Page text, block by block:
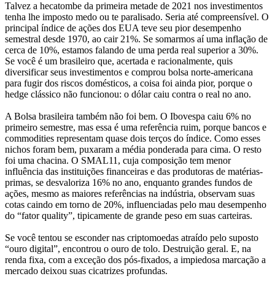
Talvez a hecatombe da primeira metade de 2021 nos investimentos
tenha lhe imposto medo ou te paralisado. Seria até compreensível. O
principal índice de ações dos EUA teve seu pior desempenho
semestral desde 1970, ao cair 21%. Se somarmos aí uma inflação de
cerca de 10%, estamos falando de uma perda real superior a 30%.
Se você é um brasileiro que, acertada e racionalmente, quis
diversificar seus investimentos e comprou bolsa norte-americana
para fugir dos riscos domésticos, a coisa foi ainda pior, porque o
hedge clássico não funcionou: o dólar caiu contra o real no ano.
A Bolsa brasileira também não foi bem. O Ibovespa caiu 6% no
primeiro semestre, mas essa é uma referência ruim, porque bancos e
commodities representam quase dois terços do índice. Como esses
nichos foram bem, puxaram a média ponderada para cima. O resto
foi uma chacina. O SMAL11, cuja composição tem menor
influência das instituições financeiras e das produtoras de matérias-
primas, se desvaloriza 16% no ano, enquanto grandes fundos de
ações, mesmo as maiores referências na indústria, observam suas
cotas caindo em torno de 20%, influenciadas pelo mau desempenho
do “fator quality”, tipicamente de grande peso em suas carteiras.
Se você tentou se esconder nas criptomoedas atraído pelo suposto
“ouro digital”, encontrou o ouro de tolo. Destruição geral. E, na
renda fixa, com a exceção dos pós-fixados, a impiedosa marcação a
mercado deixou suas cicatrizes profundas.